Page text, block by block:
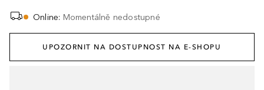
Online: Momentálně nedostupné
UPOZORNIT NA DOSTUPNOST NA E-SHOPU